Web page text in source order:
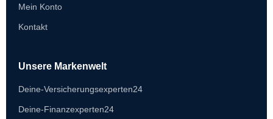
Mein Konto
Kontakt
Unsere Markenwelt
Deine-Versicherungsexperten24
Deine-Finanzexperten24